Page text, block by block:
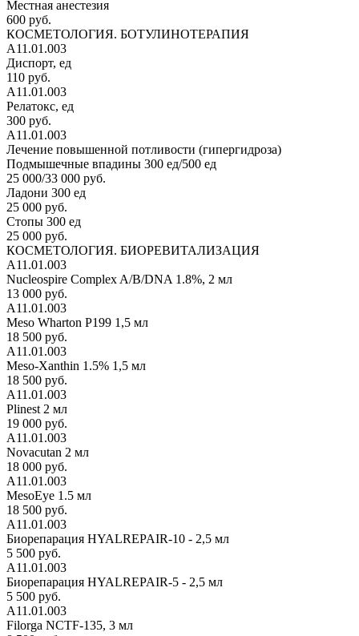
Местная анестезия
600 руб.
КОСМЕТОЛОГИЯ. БОТУЛИНОТЕРАПИЯ
А11.01.003
Диспорт, ед
110 руб.
А11.01.003
Релатокс, ед
300 руб.
А11.01.003
Лечение повышенной потливости (гипергидроза)
Подмышечные впадины 300 ед/500 ед
25 000/33 000 руб.
Ладони 300 ед
25 000 руб.
Стопы 300 ед
25 000 руб.
КОСМЕТОЛОГИЯ. БИОРЕВИТАЛИЗАЦИЯ
А11.01.003
Nucleospire Complex A/B/DNA 1.8%, 2 мл
13 000 руб.
А11.01.003
Meso Wharton P199 1,5 мл
18 500 руб.
А11.01.003
Meso-Xanthin 1.5% 1,5 мл
18 500 руб.
А11.01.003
Plinest 2 мл
19 000 руб.
А11.01.003
Novacutan 2 мл
18 000 руб.
А11.01.003
MesoEye 1.5 мл
18 500 руб.
А11.01.003
Биорепарация HYALREPAIR-10 - 2,5 мл
5 500 руб.
А11.01.003
Биорепарация HYALREPAIR-5 - 2,5 мл
5 500 руб.
А11.01.003
Filorga NCTF-135, 3 мл